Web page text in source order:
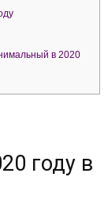
в 2020
году в